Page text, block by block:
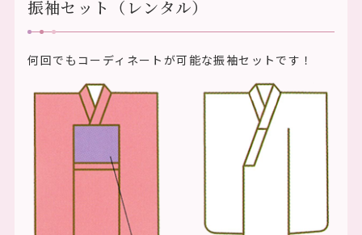
振袖セット（レンタル）
何回でもコーディネートが可能な振袖セットです！